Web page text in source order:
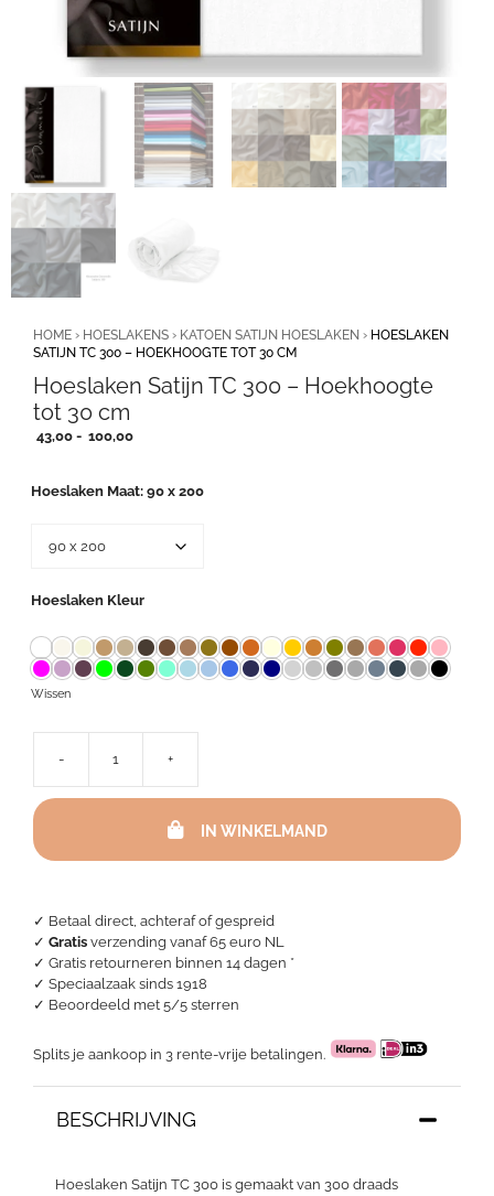
✓ Betaal direct, achteraf of gespreid
✓ Gratis verzending vanaf 65 euro NL
✓ Gratis retourneren binnen 14 dagen *
✓ Speciaalzaak sinds 1918
✓ Beoordeeld met 5/5 sterren
Splits je aankoop in 3 rente-vrije betalingen.
HOME › HOESLAKENS › KATOEN SATIJN HOESLAKEN › HOESLAKEN
SATIJN TC 300 – HOEKHOOGTE TOT 30 CM
Hoeslaken Satijn TC 300 – Hoekhoogte
tot 30 cm
43,00 - 100,00Prijsklasse:
100,00
BESCHRIJVING
Hoeslaken Satijn TC 300 is gemaakt van 300 draads
Hoeslaken Maat 90 x 200
Hoeslaken Kleur
Wissen
-
Satijn
300
30
cm
aantal
+
IN WINKELMAND